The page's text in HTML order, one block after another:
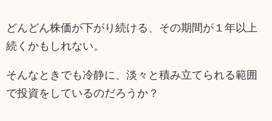
どんどん株価が下がり続ける、その期間が１年以上
続くかもしれない。
そんなときでも冷静に、淡々と積み立てられる範囲
で投資をしているのだろうか？